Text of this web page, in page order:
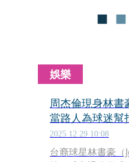
娛樂
周杰倫現身林
當路人為球迷幫
2025.12.29 10:08
台裔球星林書豪